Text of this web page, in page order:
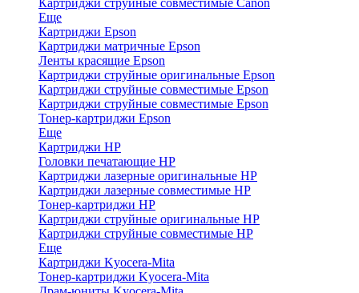
Картриджи струйные совместимые Canon
Еще
Картриджи Epson
Картриджи матричные Epson
Ленты красящие Epson
Картриджи струйные оригинальные Epson
Картриджи струйные совместимые Epson
Картриджи струйные совместимые Epson
Тонер-картриджи Epson
Еще
Картриджи HP
Головки печатающие HP
Картриджи лазерные оригинальные HP
Картриджи лазерные совместимые HP
Тонер-картриджи HP
Картриджи струйные оригинальные HP
Картриджи струйные совместимые HP
Еще
Картриджи Kyocera-Mita
Тонер-картриджи Kyocera-Mita